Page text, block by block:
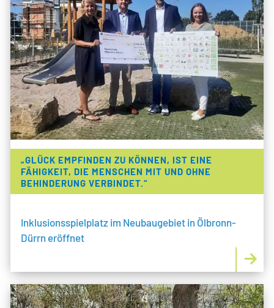
„GLÜCK EMPFINDEN ZU KÖNNEN, IST EINE
FÄHIGKEIT, DIE MENSCHEN MIT UND OHNE
BEHINDERUNG VERBINDET.“
Inklusionsspielplatz im Neubaugebiet in Ölbronn-
Dürrn eröffnet